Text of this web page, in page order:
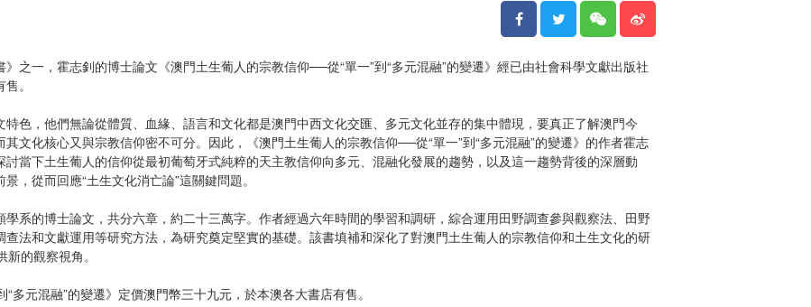
一，霍志釗的博士論文《澳門土生葡人的宗教信仰──從“單一”到“多元混融”的變遷》經已由社會科學文獻出版社
。
，他們無論從體質、血緣、語言和文化都是澳門中西文化交匯、多元文化並存的集中體現，要真正了解澳門今
文化核心又與宗教信仰密不可分。因此，《澳門土生葡人的宗教信仰──從“單一”到“多元混融”的變遷》的作者霍志
當下土生葡人的信仰從最初葡萄牙式純粹的天主教信仰向多元、混融化發展的趨勢，以及這一趨勢背後的深層動
，從而回應“土生文化消亡論”這關鍵問題。
的博士論文，共分六章，約二十三萬字。作者經過六年時間的學習和調研，綜合運用田野調查參與觀察法、田野
法和文獻運用等研究方法，為研究奠定堅實的基礎。該書填補和深化了對澳門土生葡人的宗教信仰和土生文化的研
的觀察視角。
元混融”的變遷》定價澳門幣三十九元，於本澳各大書店有售。